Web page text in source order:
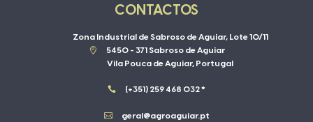
CONTACTOS
Zona Industrial de Sabroso de Aguiar, Lote 10/11

5450 - 371 Sabroso de Aguiar
Vila Pouca de Aguiar, Portugal
 (+351) 259 468 032 *
 geral@agroaguiar.pt